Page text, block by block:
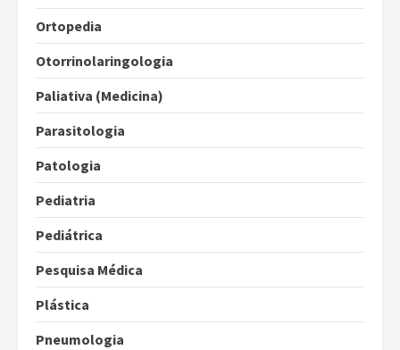
Ortopedia
Otorrinolaringologia
Paliativa (Medicina)
Parasitologia
Patologia
Pediatria
Pediátrica
Pesquisa Médica
Plástica
Pneumologia